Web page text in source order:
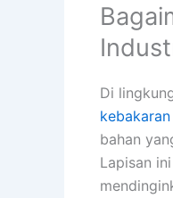
Di
kebakaran
bahan
Lapisan